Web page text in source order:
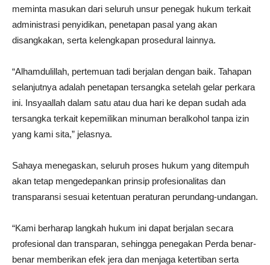
meminta masukan dari seluruh unsur penegak hukum terkait
administrasi penyidikan, penetapan pasal yang akan
disangkakan, serta kelengkapan prosedural lainnya.
“Alhamdulillah, pertemuan tadi berjalan dengan baik. Tahapan
selanjutnya adalah penetapan tersangka setelah gelar perkara
ini. Insyaallah dalam satu atau dua hari ke depan sudah ada
tersangka terkait kepemilikan minuman beralkohol tanpa izin
yang kami sita,” jelasnya.
Sahaya menegaskan, seluruh proses hukum yang ditempuh
akan tetap mengedepankan prinsip profesionalitas dan
transparansi sesuai ketentuan peraturan perundang-undangan.
“Kami berharap langkah hukum ini dapat berjalan secara
profesional dan transparan, sehingga penegakan Perda benar-
benar memberikan efek jera dan menjaga ketertiban serta